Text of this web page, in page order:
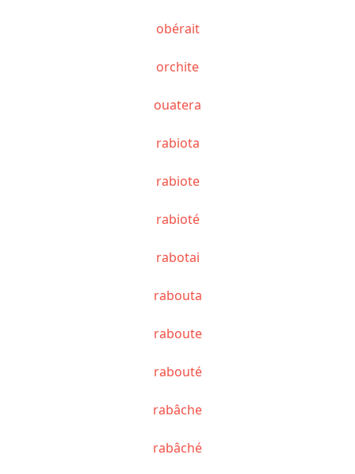
obérait
orchite
ouatera
rabiota
rabiote
rabioté
rabotai
rabouta
raboute
rabouté
rabâche
rabâché